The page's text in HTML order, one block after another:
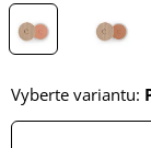
Vyberte variantu: